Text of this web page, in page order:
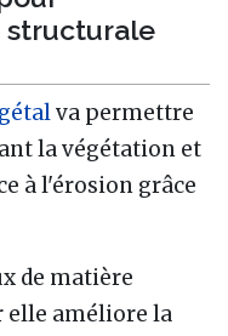
structurale
va permettre
la végétation et
à l'érosion grâce
de matière
elle améliore la